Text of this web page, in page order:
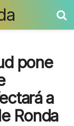
pone
a
Ronda